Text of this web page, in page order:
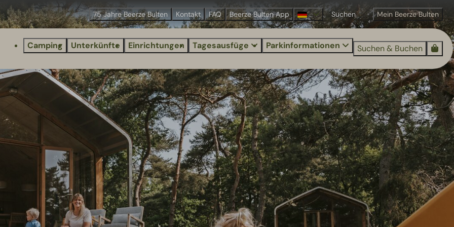
75 Jahre Beerze Bulten Kontakt FAQ Beerze Bulten App Mein Beerze Bulten
Camping Unterkünfte Einrichtungen Tagesausfüge Parkinformationen Suchen & Buchen